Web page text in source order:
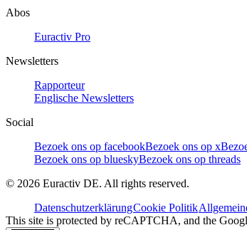
Abos
Euractiv Pro
Newsletters
Rapporteur
Englische Newsletters
Social
Bezoek ons op facebookBezoek ons op x
Bezoek ons op blueskyBezoek ons op threads
© 2026 Euractiv DE. All rights reserved.
DatenschutzerklärungCookie Politik
This site is protected by reCAPTCHA, and the